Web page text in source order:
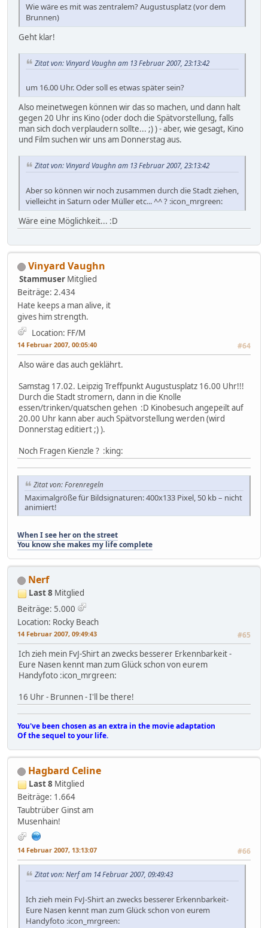
Wie wäre es mit was zentralem? Augustusplatz (vor dem
Brunnen)
Geht klar!
Zitat von: Vinyard Vaughn am 13 Februar 2007, 23:13:42
um 16.00 Uhr. Oder soll es etwas später sein?
Also meinetwegen können wir das so machen, und dann halt
gegen 20 Uhr ins Kino (oder doch die Spätvorstellung, falls
man sich doch verplaudern sollte... ;) ) - aber, wie gesagt, Kino
und Film suchen wir uns am Donnerstag aus.
Zitat von: Vinyard Vaughn am 13 Februar 2007, 23:13:42
Aber so können wir noch zusammen durch die Stadt ziehen,
vielleicht in Saturn oder Müller etc... ^^ ? :icon_mrgreen:
Wäre eine Möglichkeit... :D
Vinyard Vaughn
Stammuser Mitglied
Beiträge: 2.434
Hate keeps a man alive, it
gives him strength.
Location: FF/M
14 Februar 2007, 00:05:40 #64
Also wäre das auch geklährt.
Samstag 17.02. Leipzig Treffpunkt Augustusplatz 16.00 Uhr!!!
Durch die Stadt stromern, dann in die Knolle
essen/trinken/quatschen gehen :D Kinobesuch angepeilt auf
20.00 Uhr kann aber auch Spätvorstellung werden (wird
Donnerstag editiert ;) ).
Noch Fragen Kienzle ? :king:
Zitat von: Forenregeln
Maximalgröße für Bildsignaturen: 400x133 Pixel, 50 kb – nicht
animiert!
When I see her on the street
You know she makes my life complete
Nerf
Last 8 Mitglied
Beiträge: 5.000
Location: Rocky Beach
14 Februar 2007, 09:49:43 #65
Ich zieh mein FvJ-Shirt an zwecks besserer Erkennbarkeit -
Eure Nasen kennt man zum Glück schon von eurem
Handyfoto :icon_mrgreen:
16 Uhr - Brunnen - I'll be there!
You've been chosen as an extra in the movie adaptation
Of the sequel to your life.
Hagbard Celine
Last 8 Mitglied
Beiträge: 1.664
Taubtrüber Ginst am
Musenhain!
14 Februar 2007, 13:13:07 #66
Zitat von: Nerf am 14 Februar 2007, 09:49:43
Ich zieh mein FvJ-Shirt an zwecks besserer Erkennbarkeit-
Eure Nasen kennt man zum Glück schon von eurem
Handyfoto :icon_mrgreen: